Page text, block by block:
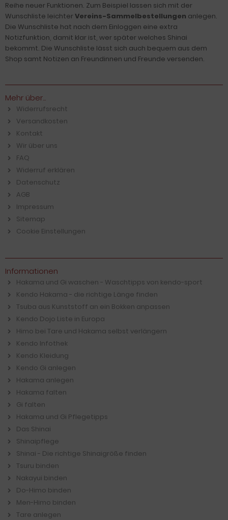
Reihe neuer Funktionen. Zum Beispiel lassen sich mit der
Wunschliste leichterVereins-Sammelbestellungen anlegen.
Die Wunschliste hat nach dem Einloggen eine extra
Notizfunktion, damit klar ist, wer später welches Shinai
bekommt. Die Wunschliste lässt sich auch bequem aus dem
Shop samt Notizen an Freundinnen und Freunde versenden.
Mehr über...
Widerrufsrecht
Versandkosten
Kontakt
Wir über uns
FAQ
Widerruf erklären
Datenschutz
AGB
Impressum
Sitemap
Cookie Einstellungen
Informationen
Hakama und Gi waschen - Waschtipps von kendo-sport
Kendo Hakama - die richtige Länge finden
Tsuba aus Kunststoff an ein Bokken anpassen
Kendo Dojo Liste in Europa
Himo bei Tare und Hakama selbst verlängern
Kendo Infothek
Kendo Kleidung
Kendo Gi anlegen
Hakama anlegen
Hakama falten
Gi falten
Hakama und Gi Pflegetipps
Das Shinai
Shinaipflege
Shinai - Die richtige Shinaigröße finden
Tsuru binden
Nakayui binden
Do-Himo binden
Men-Himo binden
Tare anlegen